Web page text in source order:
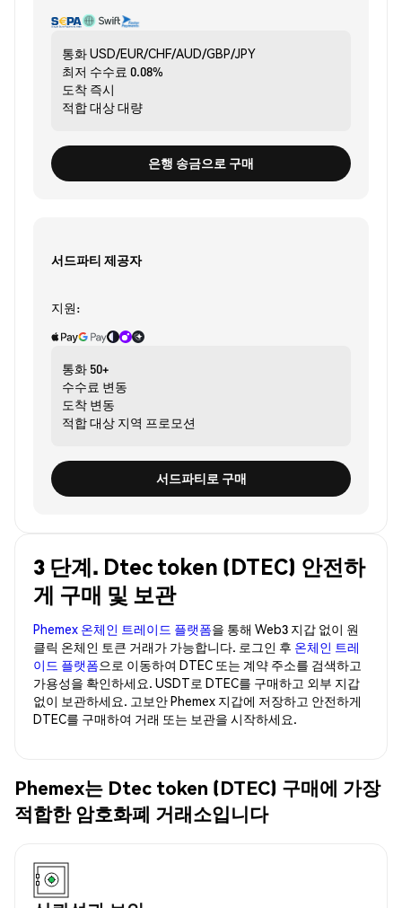
통화USD/EUR/CHF/AUD/GBP/JPY
최저 수수료 0.08%
도착 즉시
적합 대상대량
은행 송금으로 구매
서드파티 제공자
지원:
통화 50+
수수료 변동
도착 변동
적합 대상 지역 프로모션
서드파티로 구매
3 단계. Dtec token (DTEC) 안전하
게 구매 및 보관
Phemex 온체인 트레이드 플랫폼을 통해 Web3 지갑 없이 원
클릭 온체인 토큰 거래가 가능합니다. 로그인 후 온체인 트레
이드 플랫폼으로 이동하여 DTEC 또는 계약 주소를 검색하고
가용성을 확인하세요. USDT로 DTEC를 구매하고 외부 지갑
없이 보관하세요. 고보안 Phemex 지갑에 저장하고 안전하게
DTEC를 구매하여 거래 또는 보관을 시작하세요.
Phemex는 Dtec token (DTEC) 구매에 가장
적합한 암호화폐 거래소입니다